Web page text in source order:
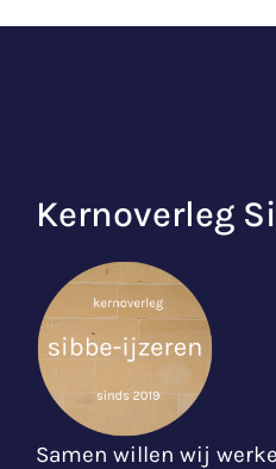
Kernoverleg
Samen willen wij